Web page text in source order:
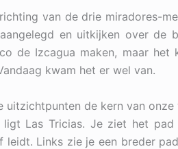
van de drie miradores-
en uitkijken over de
de Izcagua maken, maar het
kwam het er wel van.
de kern van onze
Las Tricias. Je ziet het
leidt. Links zie je een breder